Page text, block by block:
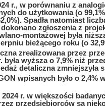
r., w porównaniu z
do użytkowania (o
Spadła natomiast
zgłoszenia z
montażowej była
bieżącego roku (o
zrealizowana przez
była wyższa o 7,9% niż
detaliczna zmniejszyła
wpisanych było o
r. w większości
przedsiębiorców są